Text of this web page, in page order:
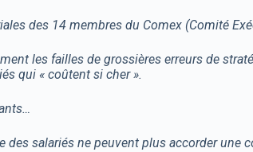
des 14 membres du Comex (Comité
les failles de grossières erreurs de
qui « coûtent si cher ».
salariés ne peuvent plus accorder une